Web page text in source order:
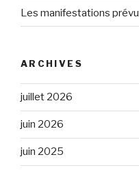
Les manifestations
ARCHIVES
juillet 2026
juin 2026
juin 2025